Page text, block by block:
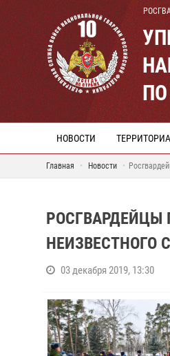
НОВОСТИ
Главная Новости
НЕИЗВЕСТНОГО
03 декабря 2019, 13:30